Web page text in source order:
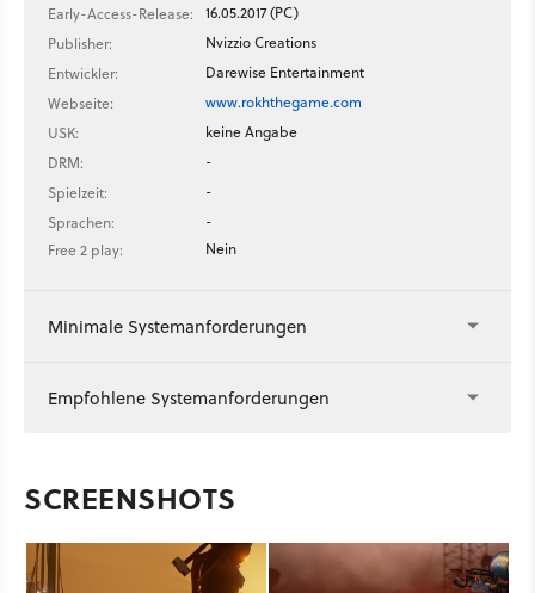
Early-Access-Release:
16.05.2017 (PC)
Publisher:
Nvizzio Creations
Entwickler:
Darewise Entertainment
Webseite:
www.rokhthegame.com
USK:
keine Angabe
DRM:
-
Spielzeit:
-
Sprachen:
-
Free 2 play:
Nein
Minimale Systemanforderungen
Empfohlene Systemanforderungen
SCREENSHOTS